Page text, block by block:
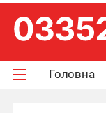
Головна